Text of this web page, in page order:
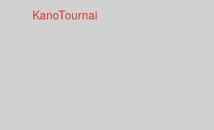
KanoTournai